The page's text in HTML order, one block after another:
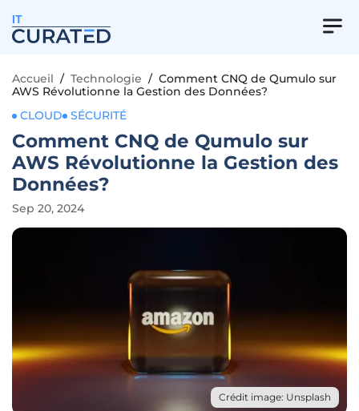
IT
Accueil / Technologie / Comment CNQ de Qumulo sur
AWS Révolutionne la Gestion des Données?
CLOUD
SÉCURITÉ
Comment CNQ de Qumulo sur
AWS Révolutionne la Gestion des
Données?
Sep 20, 2024
Crédit image: Unsplash